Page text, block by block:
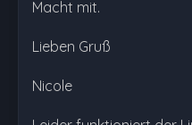
Macht mit.
Lieben Gruß
Nicole